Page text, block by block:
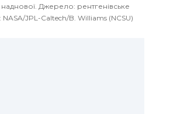
Джерело: рентгенівське
JPL-Caltech/B. Williams (NCSU)